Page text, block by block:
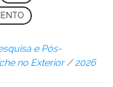
e Pós-
no Exterior /2026